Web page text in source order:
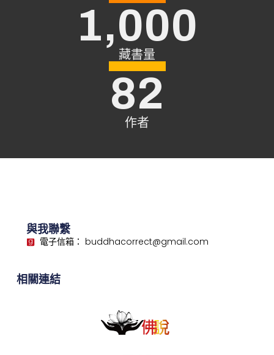
藏書量
1,000
作者
82
與我聯繫
電子信箱： buddhacorrect@gmail.com
相關連結